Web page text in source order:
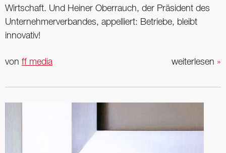
Wirtschaft. Und Heiner Oberrauch, der Präsident des
Unternehmerverbandes, appelliert: Betriebe, bleibt
innovativ!
weiterlesen »
von ff media